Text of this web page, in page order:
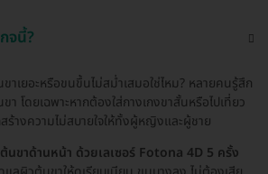
จนี้?
าเยอะหรือขนขึ้นไม่สม่ำเสมอใช่ไหม? หลายคนรู้สึก
า โดยเฉพาะหากต้องใส่กางเกงขาสั้นหรือไปเที่ยว
างความไม่สบายใจให้ทั้งผู้หญิงและผู้ชาย
นขาด้านหน้า ด้วยเลเซอร์ Fotona 4D 5 ครั้ง